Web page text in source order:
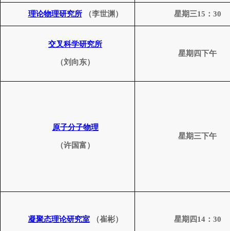
理论物理研究所 （李世渊） 星期三15 ： 30
交叉科学研究所
（刘向东）
星期四下午
原子分子物理
（许国富）
星期三下午
凝聚态理论研究室（崔彬） 星期四14： 30